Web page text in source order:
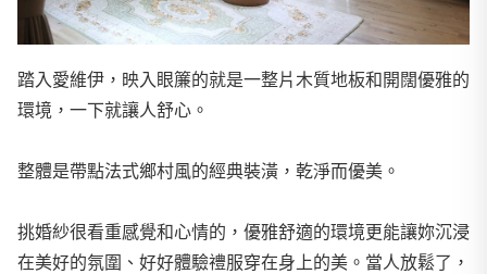
踏入愛維伊，映入眼簾的就是一整片木質地板和開闊優雅的
環境，一下就讓人舒心。
整體是帶點法式鄉村風的經典裝潢，乾淨而優美。
挑婚紗很看重感覺和心情的，優雅舒適的環境更能讓妳沉浸
在美好的氛圍、好好體驗禮服穿在身上的美。當人放鬆了，